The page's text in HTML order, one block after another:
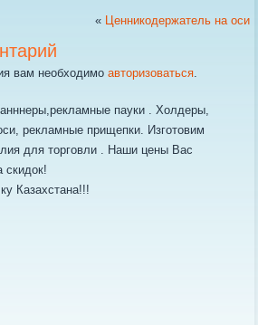
« Ценникодержатель на оси
вам необходимоавторизоваться.
пауки . Холдеры,
рекламные прищепки. Изготовим
для торговли . Наши цены Вас
скидок!
Казахстана!!!